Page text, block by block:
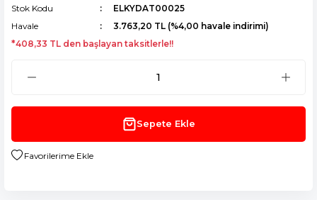
Stok Kodu
ELKYDAT00025
Havale
3.763,20 TL (%4,00 havale indirimi)
*408,33 TL den başlayan taksitlerle!!
Sepete Ekle